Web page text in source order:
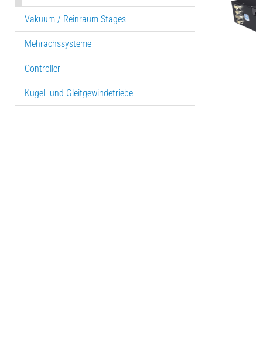
Vakuum / Reinraum Stages
Mehrachssysteme
Controller
Kugel- und Gleitgewindetriebe